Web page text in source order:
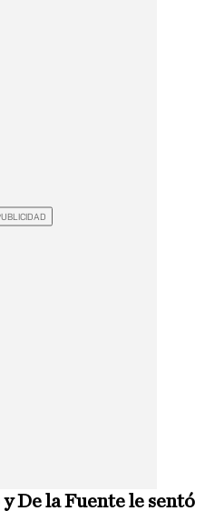
De la Fuente le sentó